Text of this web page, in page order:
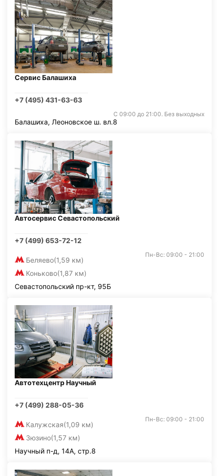
Сервис Балашиха
+7 (495) 431-63-63
С 09:00 до 21:00. Без выходных
Балашиха, Леоновское ш. вл.8
Автосервис Севастопольский
+7 (499) 653-72-12
Беляево(1,59 км)
Коньково(1,87 км)
Пн-Вс: 09:00 - 21:00
Севастопольский пр-кт, 95Б
Автотехцентр Научный
+7 (499) 288-05-36
Калужская(1,09 км)
Зюзино(1,57 км)
Пн-Вс: 09:00 - 21:00
Научный п-д, 14А, стр.8